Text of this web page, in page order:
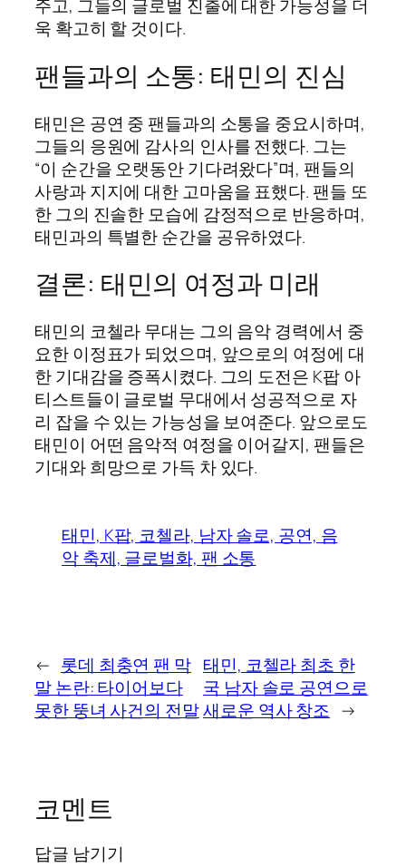
주고, 그들의 글로벌 진출에 대한 가능성을 더
욱 확고히 할 것이다.
팬들과의 소통: 태민의 진심
태민은 공연 중 팬들과의 소통을 중요시하며,
그들의 응원에 감사의 인사를 전했다. 그는
“이 순간을 오랫동안 기다려왔다”며, 팬들의
사랑과 지지에 대한 고마움을 표했다. 팬들 또
한 그의 진솔한 모습에 감정적으로 반응하며,
태민과의 특별한 순간을 공유하였다.
결론: 태민의 여정과 미래
태민의 코첼라 무대는 그의 음악 경력에서 중
요한 이정표가 되었으며, 앞으로의 여정에 대
한 기대감을 증폭시켰다. 그의 도전은 K팝 아
티스트들이 글로벌 무대에서 성공적으로 자
리 잡을 수 있는 가능성을 보여준다. 앞으로도
태민이 어떤 음악적 여정을 이어갈지, 팬들은
기대와 희망으로 가득 차 있다.
태민, K팝, 코첼라, 남자 솔로, 공연, 음
악 축제, 글로벌화, 팬 소통
← 롯데 최충연 팬 막
말 논란: 타이어보다
못한 뚱녀 사건의 전말
태민, 코첼라 최초 한
국 남자 솔로 공연으로
새로운 역사 창조 →
코멘트
답글 남기기